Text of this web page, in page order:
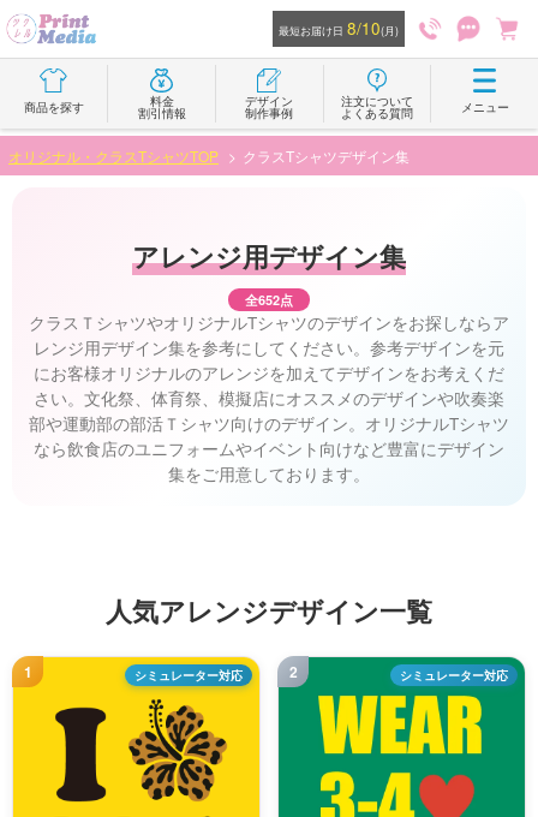
最短お届け日 8/10(月)
商品を探す 料金
割引情報
デザイン
制作事例
注文について
よくある質問 メニュー
オリジナル・クラスTシャツTOP クラスTシャツデザイン集
アレンジ用デザイン集
全652点
クラスＴシャツやオリジナルTシャツのデザインをお探しならア
レンジ用デザイン集を参考にしてください。参考デザインを元
にお客様オリジナルのアレンジを加えてデザインをお考えくだ
さい。文化祭、体育祭、模擬店にオススメのデザインや吹奏楽
部や運動部の部活Ｔシャツ向けのデザイン。オリジナルTシャツ
なら飲食店のユニフォームやイベント向けなど豊富にデザイン
集をご用意しております。
人気アレンジデザイン一覧
シミュレーター対応 シミュレーター対応